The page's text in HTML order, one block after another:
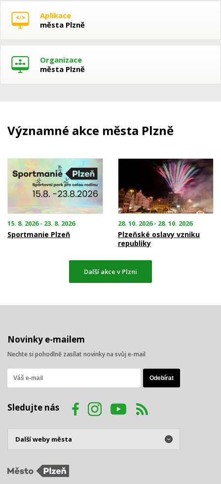
Aplikace
města Plzně
Organizace
města Plzně
Významné akce města Plzně
15. 8. 2026 - 23. 8. 2026
Sportmanie Plzeň
28. 10. 2026 - 28. 10. 2026
Plzeňské oslavy vzniku
republiky
Další akce v Plzni
Novinky e-mailem
Nechte si pohodlně zasílat novinky na svůj e-mail
Sledujte nás